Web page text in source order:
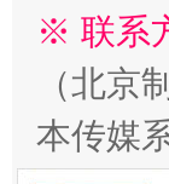
※ 联系
（北京
本传媒